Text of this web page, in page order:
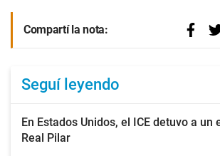
Compartí la nota:
Seguí leyendo
En Estados Unidos, el ICE detuvo a un
Real Pilar